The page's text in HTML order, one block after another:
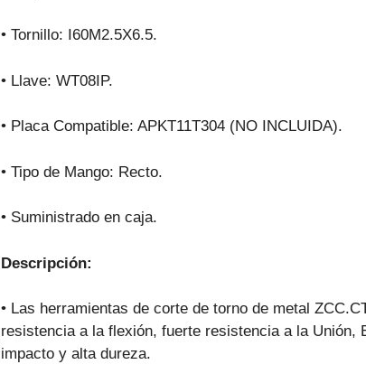
• Tornillo: I60M2.5X6.5.
• Llave: WT08IP.
• Placa Compatible: APKT11T304 (NO INCLUIDA).
• Tipo de Mango: Recto.
• Suministrado en caja.
Descripción:
• Las herramientas de corte de torno de metal
resistencia a la flexión, fuerte resistencia a la Unión,
impacto y alta dureza.